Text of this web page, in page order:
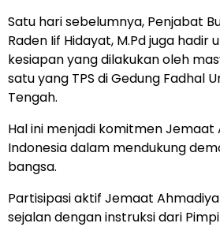
Satu hari sebelumnya, Penjabat
Raden Iif Hidayat, M.Pd juga hadir
kesiapan yang dilakukan oleh
satu yang TPS di Gedung Fadhal
Tengah.
Hal ini menjadi komitmen Jemaat
Indonesia dalam mendukung
bangsa.
Partisipasi aktif Jemaat
sejalan dengan instruksi dari